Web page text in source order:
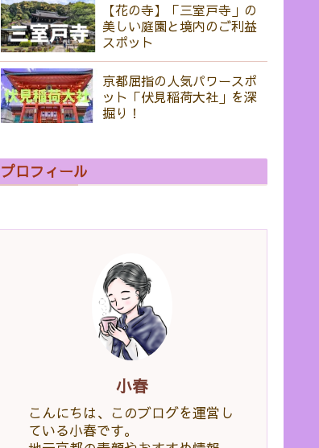
【花の寺】「三室戸寺」の
美しい庭園と境内のご利益
スポット
京都屈指の人気パワースポ
ット「伏見稲荷大社」を深
掘り！
プロフィール
小春
こんにちは、このブログを運営し
ている小春です。